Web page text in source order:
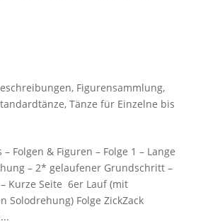
, Figurensammlung,
, Tänze für Einzelne bis
– Folgen & Figuren – Folge 1 – Lange
– 2* gelaufener Grundschritt –
Kurze Seite 6er Lauf (mit
Solodrehung) Folge ZickZack